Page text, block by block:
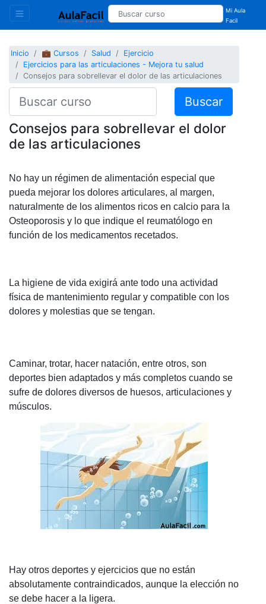
Mi Aula
Facil
Inicio 💼 Cursos Salud
Ejercicio
Ejercicios para las articulaciones - Mejora tu salud
Consejos para sobrellevar el dolor de las articulaciones
Buscar
Consejos para sobrellevar el dolor
de las articulaciones
No hay un régimen de alimentación especial que
pueda mejorar los dolores articulares, al margen,
naturalmente de los alimentos ricos en calcio para la
Osteoporosis y lo que indique el reumatólogo en
función de los medicamentos recetados.
La higiene de vida exigirá ante todo una actividad
física de mantenimiento regular y compatible con los
dolores y molestias que se tengan.
Caminar, trotar, hacer natación, entre otros, son
deportes bien adaptados y más completos cuando se
sufre de dolores diversos de huesos, articulaciones y
músculos.
Hay otros deportes y ejercicios que no están
absolutamente contraindicados, aunque la elección no
se debe hacer a la ligera.